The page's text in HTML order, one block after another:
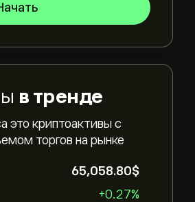
в тренде
это криптоактивы с
торгов на рынке
65,058.80‎$‎
+0.27%